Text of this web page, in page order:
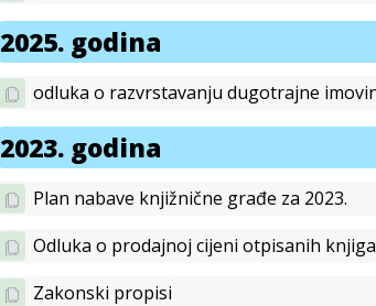
2025. godina
odluka o razvrstavanju dugotrajne
2023. godina
Plan nabave knjižnične građe za 2023.
Odluka o prodajnoj cijeni otpisanih
Zakonski propisi